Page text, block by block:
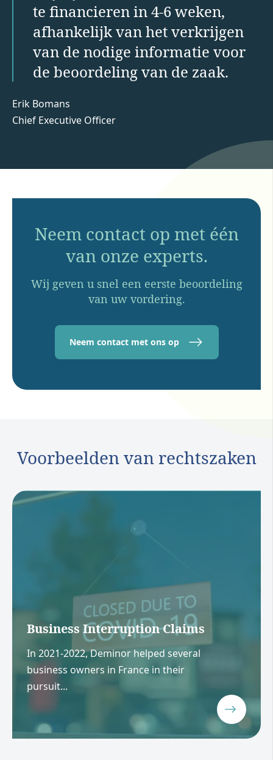
te financieren in 4-6 weken,
afhankelijk van het verkrijgen
van de nodige informatie voor
de beoordeling van de zaak.
Erik Bomans
Chief Executive Officer
Neem contact op met één
van onze experts.
Wij geven u snel een eerste beoordeling
van uw vordering.
Neem contact met ons op
Voorbeelden van rechtszaken
Business Interruption Claims
In 2021-2022, Deminor helped several
business owners in France in their
pursuit...